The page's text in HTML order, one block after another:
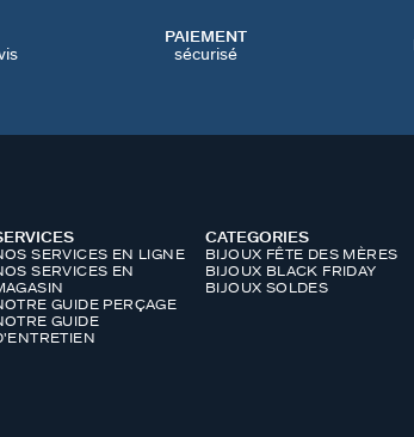
PAIEMENT
sécurisé
SERVICES EN LIGNE
SERVICES EN
GUIDE PERÇAGE
GUIDE
CATEGORIES
BIJOUX FÊTE DES MÈRES
BIJOUX BLACK FRIDAY
BIJOUX SOLDES